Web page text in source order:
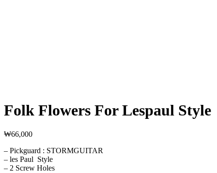
Folk Flowers For Lespaul Style
₩66,000
– Pickguard : STORMGUITAR
– les Paul Style
– 2 Screw Holes